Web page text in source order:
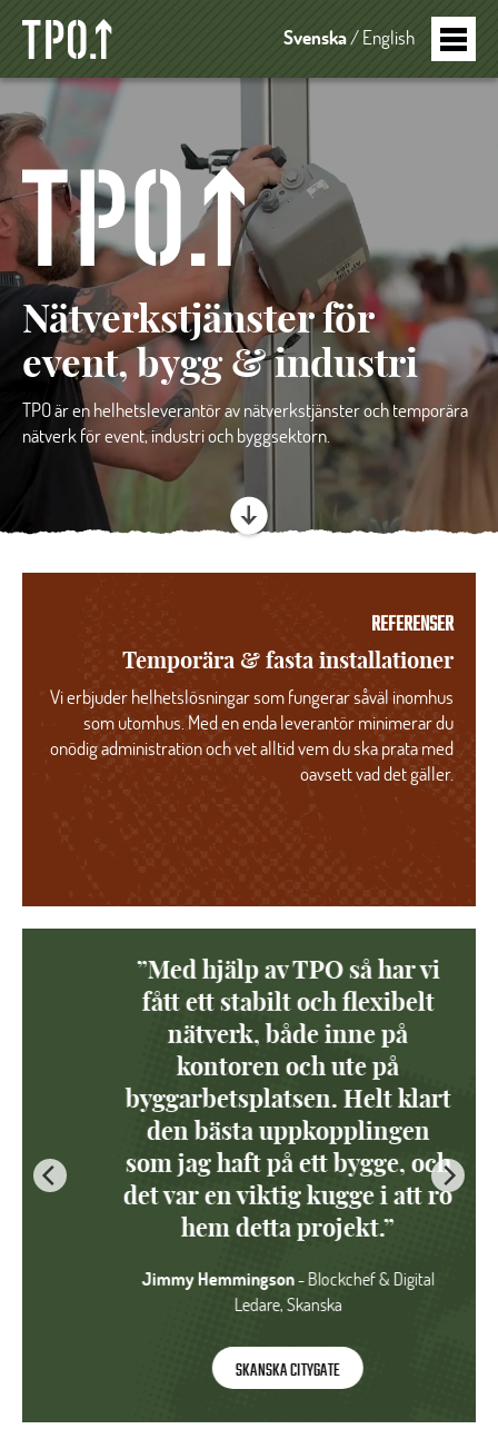
Svenska English
Nätverkstjänster för
event, bygg & industri
TPO är en helhetsleverantör av nätverkstjänster och temporära
nätverk för event, industri och byggsektorn.
REFERENSER
Temporära & fasta installationer
Vi erbjuder helhetslösningar som fungerar såväl inomhus
som utomhus. Med en enda leverantör minimerar du
onödig administration och vet alltid vem du ska prata med
oavsett vad det gäller.
”Med hjälp av TPO så har vi
fått ett stabilt och flexibelt
nätverk, både inne på
kontoren och ute på
byggarbetsplatsen. Helt klart
den bästa uppkopplingen
som jag haft på ett bygge, och
det var en viktig kugge i att ro
hem detta projekt.”
Jimmy Hemmingson- Blockchef & Digital
Ledare, Skanska
SKANSKA CITYGATE